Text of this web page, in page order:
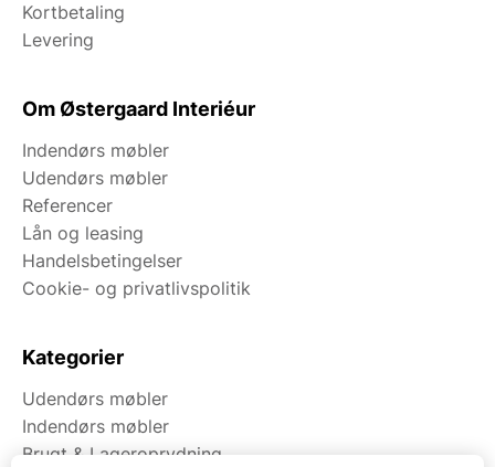
Kortbetaling
Levering
Om Østergaard Interiéur
Indendørs møbler
Udendørs møbler
Referencer
Lån og leasing
Handelsbetingelser
Cookie- og privatlivspolitik
Kategorier
Udendørs møbler
Indendørs møbler
Brugt & Lageroprydning